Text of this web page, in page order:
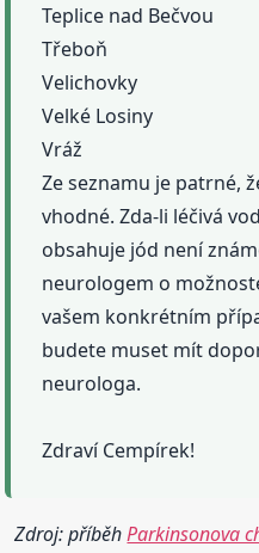
Teplice nad Bečvou
Třeboň
Velichovky
Velké Losiny
Vráž
Ze seznamu je patrné,
vhodné. Zda-li léčivá
obsahuje jód není
neurologem o
vašem konkrétním
budete muset mít
neurologa.
Zdraví Cempírek!
Zdroj: příběhParkinsonova